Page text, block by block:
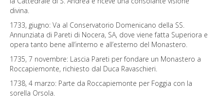
divina.
1733, giugno: Va al Conservatorio Domenicano della SS.
Annunziata di Pareti di Nocera, SA, dove viene fatta Superiora e
opera tanto bene all’interno e all’esterno del Monastero.
1735, 7 novembre: Lascia Pareti per fondare un Monastero a
Roccapiemonte, richiesto dal Duca Ravaschieri.
1738, 4 marzo: Parte da Roccapiemonte per Foggia con la
sorella Orsola.